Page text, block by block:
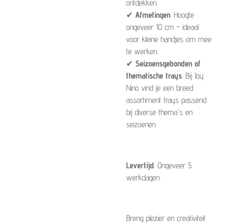
ontdekken.
✔ Afmetingen: Hoogte
ongeveer 10 cm – ideaal
voor kleine handjes om mee
te werken.
✔ Seizoensgebonden of
thematische trays: Bij Joy
Nino vind je een breed
assortiment trays passend
bij diverse thema's en
seizoenen.
Levertijd: Ongeveer 5
werkdagen.
Breng plezier en creativiteit